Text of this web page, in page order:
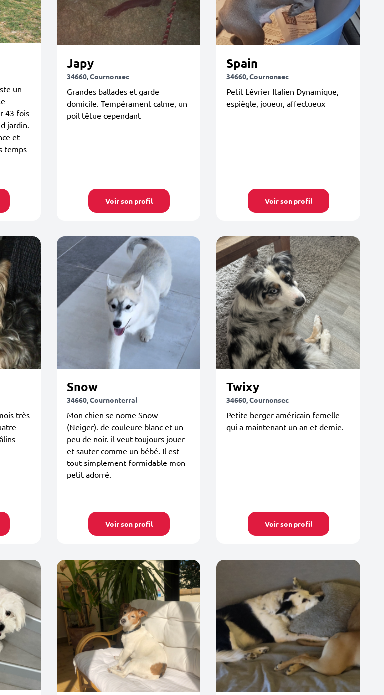
un
43 fois
jardin.
et
temps
Japy
34660, Cournonsec
Grandes ballades et garde
domicile. Tempérament calme, un
poil têtue cependant
Voir son profil
Spain
34660, Cournonsec
Petit Lévrier Italien Dynamique,
espiègle, joueur, affectueux
Voir son profil
très
Snow
34660, Cournonterral
Mon chien se nome Snow
(Neiger). de couleure blanc et un
peu de noir. il veut toujours jouer
et sauter comme un bébé. Il est
tout simplement formidable mon
petit adorré.
Voir son profil
Twixy
34660, Cournonsec
Petite berger américain femelle
qui a maintenant un an et demie.
Voir son profil